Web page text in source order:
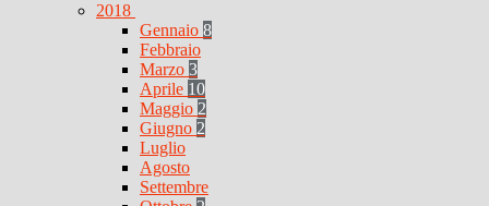
2018
Gennaio 8
Febbraio
Marzo 3
Aprile 10
Maggio 2
Giugno 2
Luglio
Agosto
Settembre